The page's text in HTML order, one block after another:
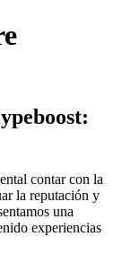
contar con la
la reputación y
una
experiencias